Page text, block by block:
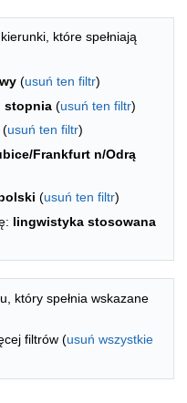
alfabetyczny
które spełniają
(usuń ten filtr)
stopnia (usuń ten filtr)
(usuń ten filtr)
Frankfurt n/Odrą
(usuń ten filtr)
lingwistyka stosowana
który spełnia wskazane
filtrów (usuń wszystkie